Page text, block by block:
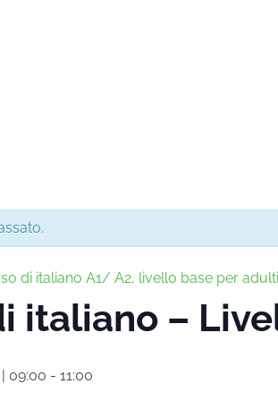
di italiano A1/ A2, livello base per
italiano –
09:00 - 11:00